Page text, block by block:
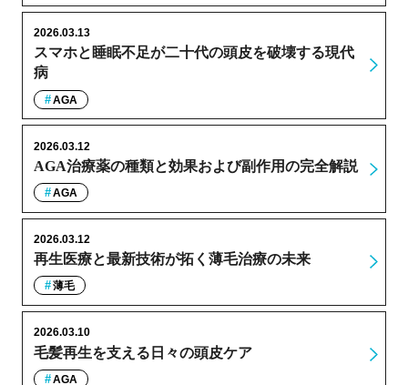
スマホと睡眠不足が二十代の頭皮を破壊する現代
病
2026.03.13
AGA
AGA治療薬の種類と効果および副作用の完全解説
2026.03.12
AGA
再生医療と最新技術が拓く薄毛治療の未来
2026.03.12
薄毛
毛髪再生を支える日々の頭皮ケア
2026.03.10
AGA